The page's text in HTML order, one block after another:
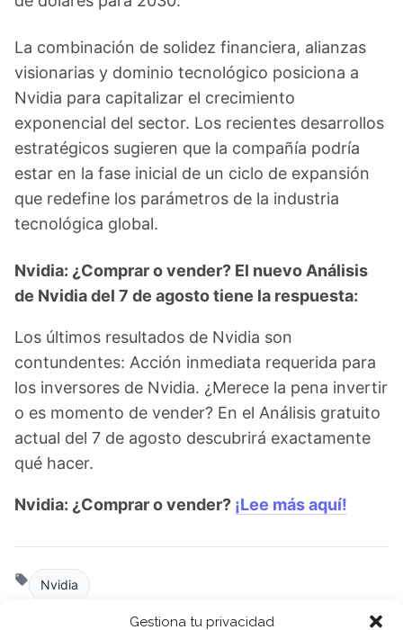
Gestiona tu privacidad
La combinación de solidez financiera, alianzas
visionarias y dominio tecnológico posiciona a
Nvidia para capitalizar el crecimiento
exponencial del sector. Los recientes desarrollos
estratégicos sugieren que la compañía podría
estar en la fase inicial de un ciclo de expansión
que redefine los parámetros de la industria
tecnológica global.
Nvidia: ¿Comprar o vender? El nuevo Análisis
de Nvidia del 7 de agosto tiene la respuesta:
Los últimos resultados de Nvidia son
contundentes: Acción inmediata requerida para
los inversores de Nvidia. ¿Merece la pena invertir
o es momento de vender? En el Análisis gratuito
actual del 7 de agosto descubrirá exactamente
qué hacer.
Nvidia: ¿Comprar o vender? ¡Lee más aquí!
Nvidia